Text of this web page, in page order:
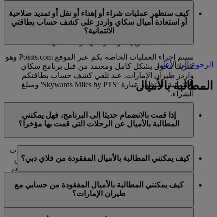
يستخدمون حسابا شخصيا في برنامج سكاي واردز لطيران
الإمارات ولا تنطبق على حسابات برنامج العائلة. وهذا يعني أنه
لا يمكن شراء أميال سكاي واردز إضافية لحسابات برنامج
العائلة، كما لا يمكن إهداؤها أو نقلها أو استعادتها.
كيف ستظهر عمليات شراء أو إهداء أو نقل أو تمديد صلاحية
أو استعادة أميال سكاي واردز على كشف حساب بطاقتي
الائتمانية؟
سيتم إجراء العمليات الخاصة بكم عبر الموقع Points.com وهو
شريك مخول بشكل كامل ومعتمد من قبل برنامج سكاي
واردز طيران الإمارات. عند تلقي كشف حساب بطاقتكم
الائتمانية، ستظهر عبارة ‘Skywards Miles by PTS' ومبلغ
الشراء.
يرجى زيارة هذهالصفحة للحصول على المزيد من المعلومات.
الرجوع إلى الأعلى
المطالبة بالأميال
إذا قمت بالانضمام حديثا إلى البرنامج، فهل يمكنني
المطالبة بالأميال عن الرحلات التي قمت بها مؤخرا؟
نعم، يمكن للأعضاء الجدد المطالبة بالأميال بالنسبة للرحلات
التي تم القيام بها مع طيران الإمارات وفلاي دبي وكوانتاس
قبل ما يصل إلى شهرين من تاريخ التسجيل في سكاي واردز
ومع ذلك، فإن أي معاملات أخرى، مثل الرحلات مع الخطوط
كيف يمكنني المطالبة بالأميال المفقودة من فلاي دبي؟
تسجيل الدخول وإرسال مطالبة عبر الإنترنت على الموقع
كيف يمكنني المطالبة بالأميال المفقودة من حسابي مع
طيران الإمارات؟